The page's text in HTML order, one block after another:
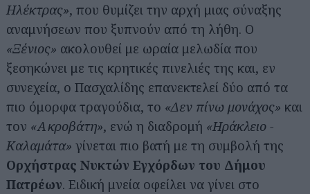
Ηλέκτρας», που θυμίζει την αρχή μιας σύναξης
αναμνήσεων που ξυπνούν από τη λήθη. Ο
«Ξένιος» ακολουθεί με ωραία μελωδία που
ξεσηκώνει με τις κρητικές πινελιές της και, εν
συνεχεία, ο Πασχαλίδης επανεκτελεί δύο από τα
πιο όμορφα τραγούδια, το «Δεν πίνω μονάχος» και
τον «Ακροβάτη», ενώ η διαδρομή «Ηράκλειο -
Καλαμάτα» γίνεται πιο βατή με τη συμβολή της
Ορχήστρας Νυκτών Εγχόρδων του Δήμου
Πατρέων. Ειδική μνεία οφείλει να γίνει στο